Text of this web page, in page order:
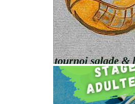
Accueil principal LSM
Nos sections sportives